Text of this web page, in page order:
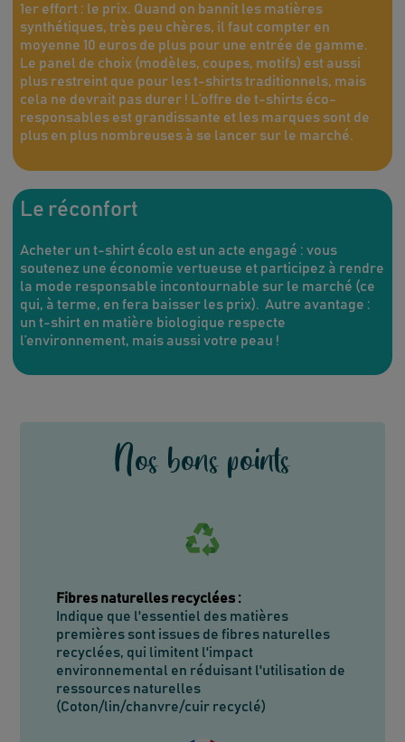
1er effort : le prix. Quand on bannit les matières
synthétiques, très peu chères, il faut compter en
moyenne 10 euros de plus pour une entrée de gamme.
Le panel de choix (modèles, coupes, motifs) est aussi
plus restreint que pour les t-shirts traditionnels, mais
cela ne devrait pas durer ! L’offre de t-shirts éco-
responsables est grandissante et les marques sont de
plus en plus nombreuses à se lancer sur le marché.
Le réconfort
Acheter un t-shirt écolo est un acte engagé : vous
soutenez une économie vertueuse et participez à rendre
la mode responsable incontournable sur le marché (ce
qui, à terme, en fera baisser les prix). Autre avantage :
un t-shirt en matière biologique respecte
l’environnement, mais aussi votre peau !
Nos bons points
Fibres naturelles recyclées :
Indique que l'essentiel des matières
premières sont issues de fibres naturelles
recyclées, qui limitent l'impact
environnemental en réduisant l'utilisation de
ressources naturelles
(Coton/lin/chanvre/cuir recyclé)